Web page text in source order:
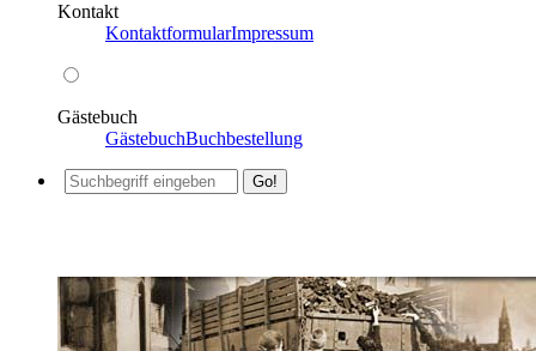
Kontakt
KontaktformularImpressum
Gästebuch
GästebuchBuchbestellung